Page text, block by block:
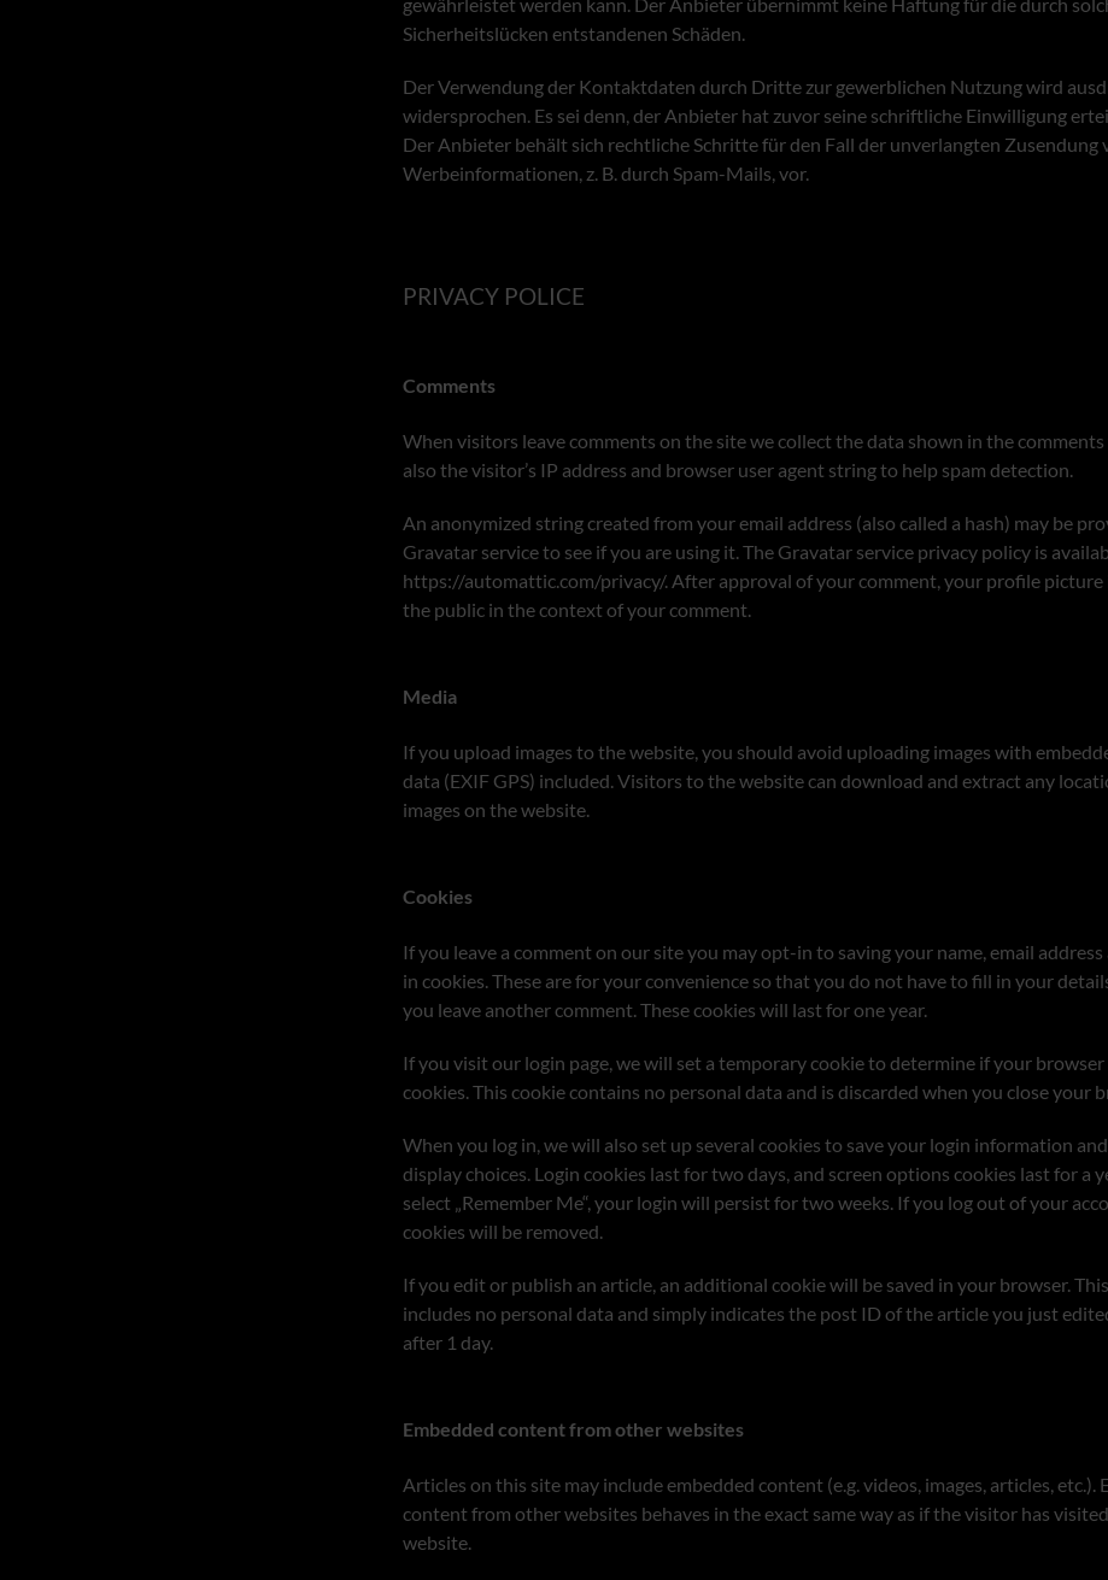
Sicherheitslücken entstandenen Schäden.
Der Verwendung der Kontaktdaten durch Dritte zur gewerblichen Nutzung wird
widersprochen. Es sei denn, der Anbieter hat zuvor seine schriftliche Einwilligung
Der Anbieter behält sich rechtliche Schritte für den Fall der unverlangten Zusendung
Werbeinformationen, z. B. durch Spam-Mails, vor.
PRIVACY POLICE
Comments
When visitors leave comments on the site we collect the data shown in the comments
also the visitor’s IP address and browser user agent string to help spam detection.
An anonymized string created from your email address (also called a hash) may be
Gravatar service to see if you are using it. The Gravatar service privacy policy is
https://automattic.com/privacy/. After approval of your comment, your profile picture
the public in the context of your comment.
Media
If you upload images to the website, you should avoid uploading images with
data (EXIF GPS) included. Visitors to the website can download and extract any
images on the website.
Cookies
If you leave a comment on our site you may opt-in to saving your name, email
in cookies. These are for your convenience so that you do not have to fill in your
you leave another comment. These cookies will last for one year.
If you visit our login page, we will set a temporary cookie to determine if your browser
cookies. This cookie contains no personal data and is discarded when you close your
When you log in, we will also set up several cookies to save your login information
display choices. Login cookies last for two days, and screen options cookies last for a
select „Remember Me“, your login will persist for two weeks. If you log out of your
cookies will be removed.
If you edit or publish an article, an additional cookie will be saved in your browser.
includes no personal data and simply indicates the post ID of the article you just
after 1 day.
Embedded content from other websites
Articles on this site may include embedded content (e.g. videos, images, articles, etc.).
content from other websites behaves in the exact same way as if the visitor has
website.